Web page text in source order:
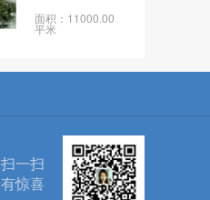
面积：11000.00
平米
扫一扫
有惊喜